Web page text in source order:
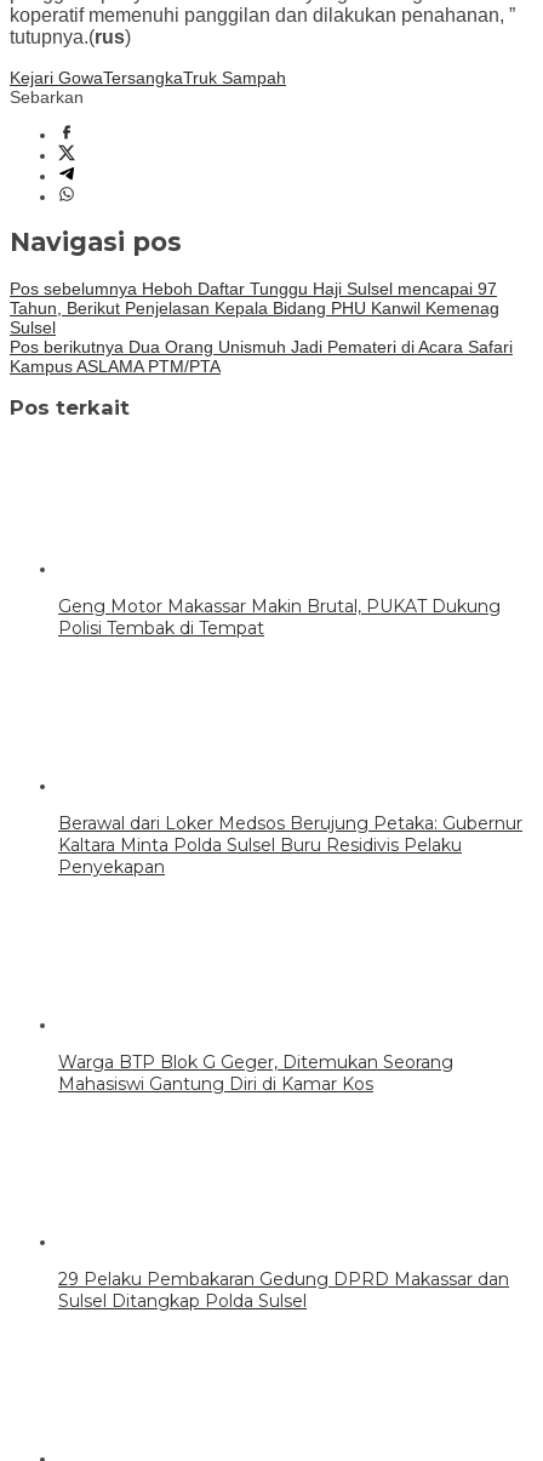
koperatif memenuhi panggilan dan dilakukan penahanan, ”
tutupnya.(rus)
Kejari GowaTersangkaTruk Sampah
Sebarkan
Navigasi pos
Pos sebelumnya Heboh Daftar Tunggu Haji Sulsel mencapai 97
Tahun, Berikut Penjelasan Kepala Bidang PHU Kanwil Kemenag
Sulsel
Pos berikutnya Dua Orang Unismuh Jadi Pemateri di Acara Safari
Kampus ASLAMA PTM/PTA
Pos terkait
Geng Motor Makassar Makin Brutal, PUKAT Dukung
Polisi Tembak di Tempat
Berawal dari Loker Medsos Berujung Petaka: Gubernur
Kaltara Minta Polda Sulsel Buru Residivis Pelaku
Penyekapan
Warga BTP Blok G Geger, Ditemukan Seorang
Mahasiswi Gantung Diri di Kamar Kos
29 Pelaku Pembakaran Gedung DPRD Makassar dan
Sulsel Ditangkap Polda Sulsel